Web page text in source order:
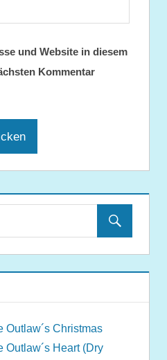
und Website in diesem
Kommentar
Outlaw´s Christmas
Outlaw´s Heart (Dry